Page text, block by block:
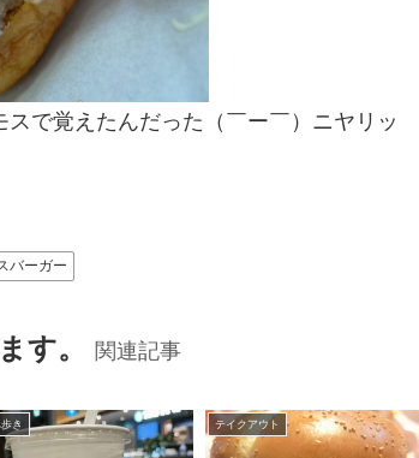
で覚えたんだった（￣ー￣）ニヤリッ
バーガー
す。 関連記事
き テイクアウト